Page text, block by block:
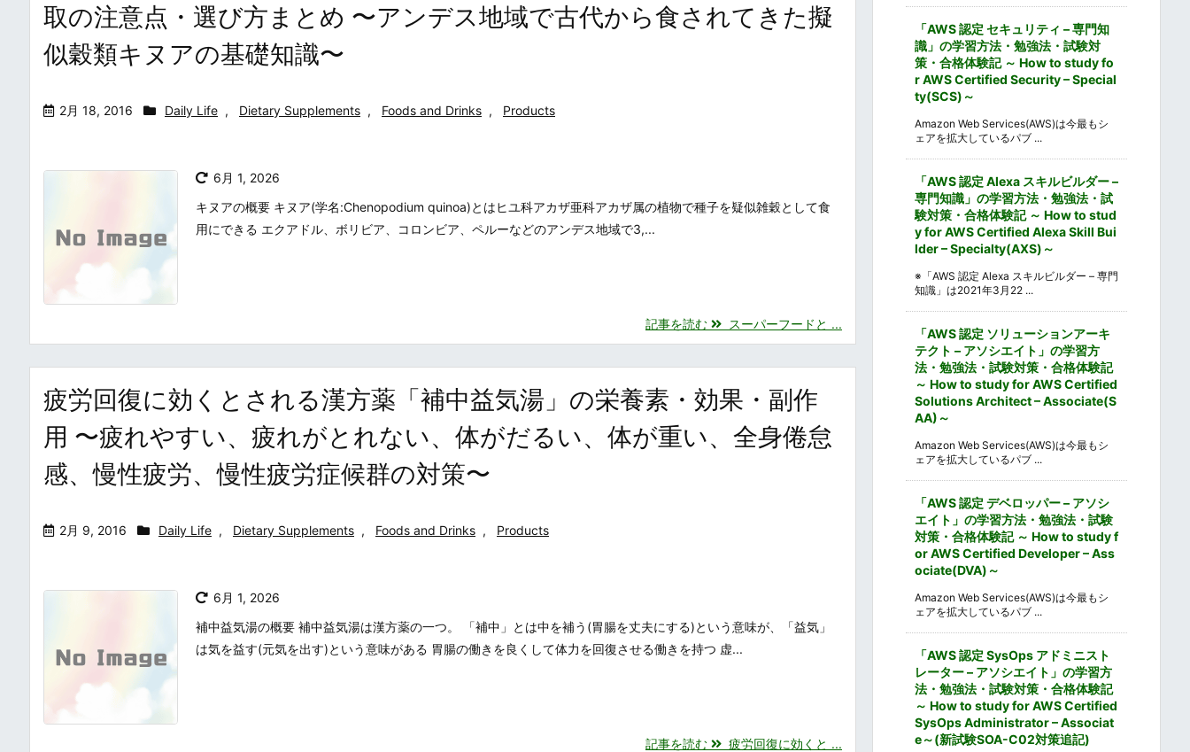
取の注意点・選び方まとめ 〜アンデス地域で古代から食されてきた擬
似穀類キヌアの基礎知識〜
2月 18, 2016 Daily Life , Dietary Supplements , Foods and Drinks , Products
6月 1, 2026
キヌアの概要 キヌア(学名:Chenopodium quinoa)とはヒユ科アカザ亜科アカザ属の植物で種子を疑似雑穀として食
用にできる エクアドル、ボリビア、コロンビア、ペルーなどのアンデス地域で3,...
記事を読む スーパーフードと ...
疲労回復に効くとされる漢方薬「補中益気湯」の栄養素・効果・副作
用 〜疲れやすい、疲れがとれない、体がだるい、体が重い、全身倦怠
感、慢性疲労、慢性疲労症候群の対策〜
2月 9, 2016 Daily Life , Dietary Supplements , Foods and Drinks , Products
6月 1, 2026
補中益気湯の概要 補中益気湯は漢方薬の一つ。 「補中」とは中を補う(胃腸を丈夫にする)という意味が、「益気」
は気を益す(元気を出す)という意味がある 胃腸の働きを良くして体力を回復させる働きを持つ 虚...
記事を読む 疲労回復に効くと ...
「AWS 認定 セキュリティ – 専門知
識」の学習方法・勉強法・試験対
策・合格体験記 ～ How to study fo
r AWS Certified Security – Special
ty(SCS)～
Amazon Web Services(AWS)は今最もシ
ェアを拡大しているパブ ...
「AWS 認定 Alexa スキルビルダー –
専門知識」の学習方法・勉強法・試
験対策・合格体験記 ～ How to stud
y for AWS Certified Alexa Skill Bui
lder – Specialty(AXS)～
※「AWS 認定 Alexa スキルビルダー – 専門
知識」は2021年3月22 ...
「AWS 認定 ソリューションアーキ
テクト – アソシエイト」の学習方
法・勉強法・試験対策・合格体験記
～ How to study for AWS Certified
Solutions Architect – Associate(S
AA)～
Amazon Web Services(AWS)は今最もシ
ェアを拡大しているパブ ...
「AWS 認定 デベロッパー – アソシ
エイト」の学習方法・勉強法・試験
対策・合格体験記 ～ How to study f
or AWS Certified Developer – Ass
ociate(DVA)～
Amazon Web Services(AWS)は今最もシ
ェアを拡大しているパブ ...
「AWS 認定 SysOps アドミニスト
レーター – アソシエイト」の学習方
法・勉強法・試験対策・合格体験記
～ How to study for AWS Certified
SysOps Administrator – Associat
e～(新試験SOA-C02対策追記)